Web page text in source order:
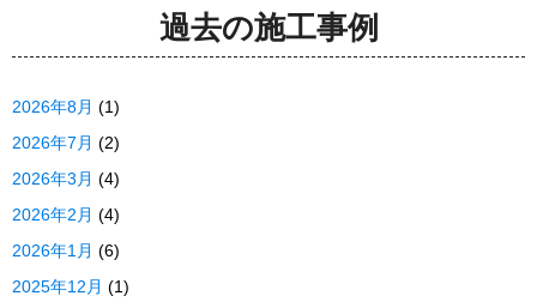
過去の施工事例
2026年8月 (1)
2026年7月 (2)
2026年3月 (4)
2026年2月 (4)
2026年1月 (6)
2025年12月 (1)